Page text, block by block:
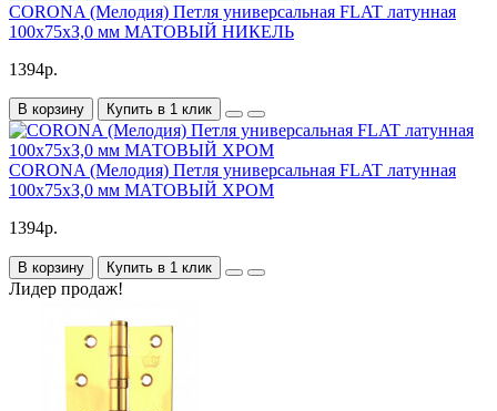
CORONA (Мелодия) Петля универсальная FLAT латунная
100х75хЗ,0 мм МАТОВЫЙ НИКЕЛЬ
1394р.
В корзину Купить в 1 клик
CORONA (Мелодия) Петля универсальная FLAT латунная
100х75хЗ,0 мм МАТОВЫЙ ХРОМ
1394р.
В корзину Купить в 1 клик
Лидер продаж!